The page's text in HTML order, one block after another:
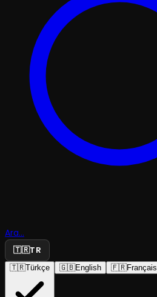
Ara...
🇹🇷TR
🇹🇷Türkçe 🇬🇧English 🇫🇷Français